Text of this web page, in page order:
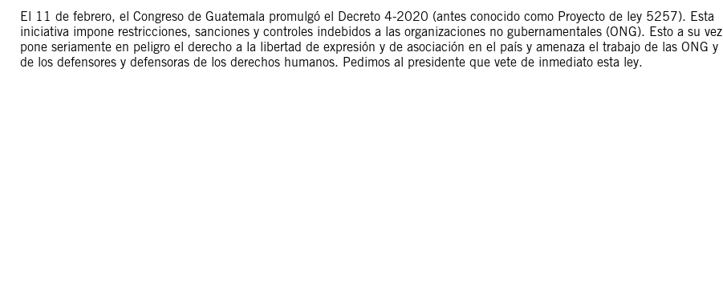
El 11 de febrero, el Congreso de Guatemala promulgó el Decreto 4-2020 (antes conocido como Proyecto de ley 5257). Esta
iniciativa impone restricciones, sanciones y controles indebidos a las organizaciones no gubernamentales (ONG). Esto a su vez
pone seriamente en peligro el derecho a la libertad de expresión y de asociación en el país y amenaza el trabajo de las ONG y
de los defensores y defensoras de los derechos humanos. Pedimos al presidente que vete de inmediato esta ley.